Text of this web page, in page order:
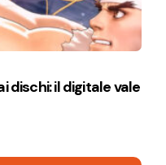
dischi: il digitale vale